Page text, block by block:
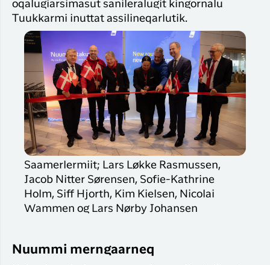
oqalugiarsimasut sanileralugit kingornalu
Tuukkarmi inuttat assilineqarlutik.
Saamerlermiit; Lars Løkke Rasmussen,
Jacob Nitter Sørensen, Sofie-Kathrine
Holm, Siff Hjorth, Kim Kielsen, Nicolai
Wammen og Lars Nørby Johansen
Nuummi merngaarneq